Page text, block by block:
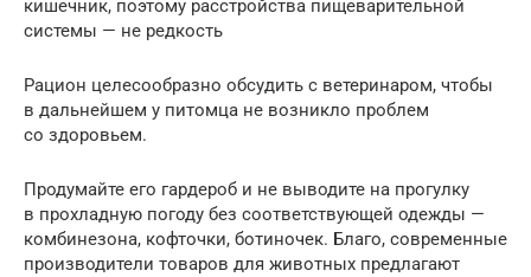
кишечник, поэтому расстройства пищеварительной
системы — не редкость
Рацион целесообразно обсудить с ветеринаром, чтобы
в дальнейшем у питомца не возникло проблем
со здоровьем.
Продумайте его гардероб и не выводите на прогулку
в прохладную погоду без соответствующей одежды —
комбинезона, кофточки, ботиночек. Благо, современные
производители товаров для животных предлагают